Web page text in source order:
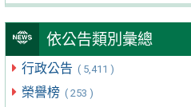
依公告類別彙總
行政公告 ( 5,411 )
榮譽榜 ( 253 )